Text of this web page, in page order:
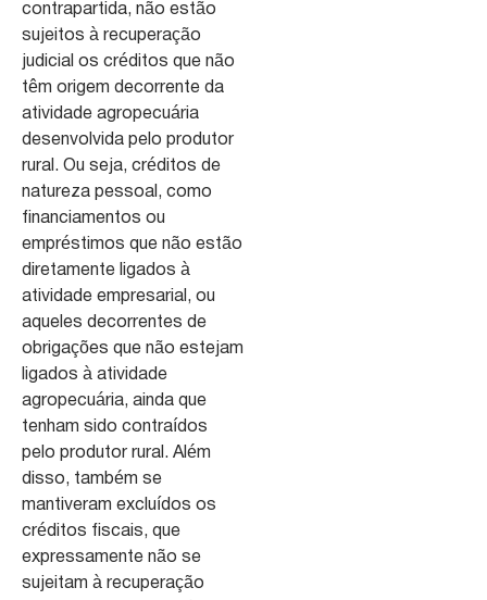
contrapartida, não estão
sujeitos à recuperação
judicial os créditos que não
têm origem decorrente da
atividade agropecuária
desenvolvida pelo produtor
rural. Ou seja, créditos de
natureza pessoal, como
financiamentos ou
empréstimos que não estão
diretamente ligados à
atividade empresarial, ou
aqueles decorrentes de
obrigações que não estejam
ligados à atividade
agropecuária, ainda que
tenham sido contraídos
pelo produtor rural. Além
disso, também se
mantiveram excluídos os
créditos fiscais, que
expressamente não se
sujeitam à recuperação